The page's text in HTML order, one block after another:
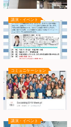
講演・イベント
コミュニケーション
講演・イベント